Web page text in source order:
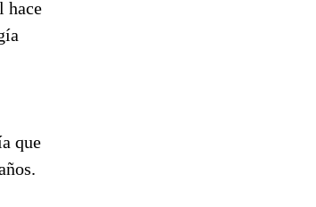
hace
que